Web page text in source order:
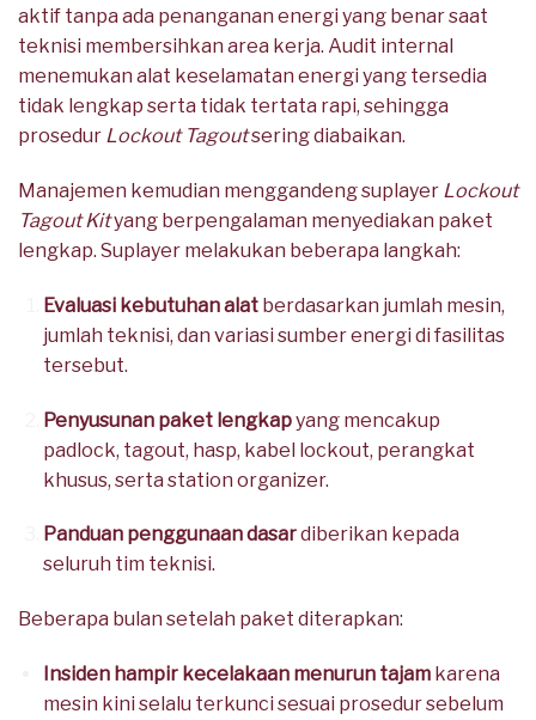
aktif tanpa ada penanganan energi yang benar saat
teknisi membersihkan area kerja. Audit internal
menemukan alat keselamatan energi yang tersedia
tidak lengkap serta tidak tertata rapi, sehingga
prosedur Lockout Tagoutsering diabaikan.
Manajemen kemudian menggandeng suplayer Lockout
Tagout Kityang berpengalaman menyediakan paket
lengkap. Suplayer melakukan beberapa langkah:
Evaluasi kebutuhan alatberdasarkan jumlah mesin,
jumlah teknisi, dan variasi sumber energi di fasilitas
tersebut.
Penyusunan paket lengkapyang mencakup
padlock, tagout, hasp, kabel lockout, perangkat
khusus, serta station organizer.
Panduan penggunaan dasardiberikan kepada
seluruh tim teknisi.
Beberapa bulan setelah paket diterapkan:
Insiden hampir kecelakaan menurun tajamkarena
mesin kini selalu terkunci sesuai prosedur sebelum